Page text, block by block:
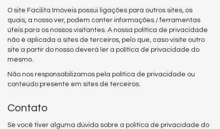
O site Facilita Imóveis possui ligações para outros sites, os
quais, a nosso ver, podem conter informações / ferramentas
úteis para os nossos visitantes. A nossa política de privacidade
não é aplicada a sites de terceiros, pelo que, caso visite outro
site a partir do nosso deverá ler a política de privacidade do
mesmo.
Não nos responsabilizamos pela política de privacidade ou
conteúdo presente em sites de terceiros.
Contato
Se você tiver alguma dúvida sobre a política de privacidade do